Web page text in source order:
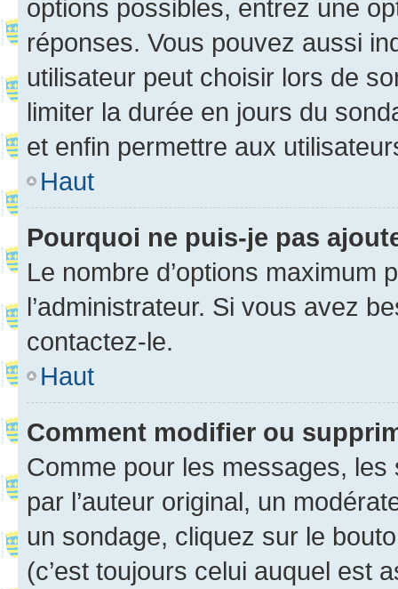
options possibles, entrez une
réponses. Vous pouvez aussi
utilisateur peut choisir lors de
limiter la durée en jours du
et enfin permettre aux
Haut
Pourquoi ne puis-je pas
Le nombre d’options maximum
l’administrateur. Si vous avez
contactez-le.
Haut
Comment modifier ou
Comme pour les messages,
par l’auteur original, un
un sondage, cliquez sur le
(c’est toujours celui auquel est